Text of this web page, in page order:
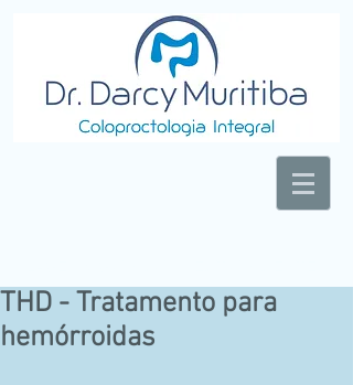
THD - Tratamento para
hemórroidas